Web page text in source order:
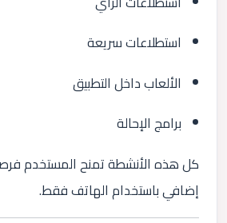
استطلاعات سريعة
الألعاب داخل التطبيق
برامج الإحالة
كل هذه الأنشطة تمنح المستخدم
إضافي باستخدام الهاتف فقط.